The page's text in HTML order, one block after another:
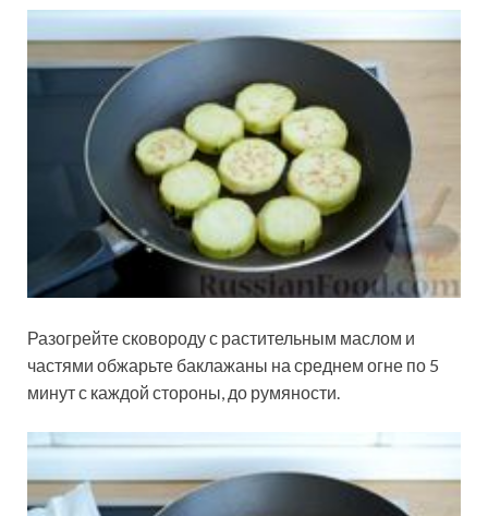
Разогрейте сковороду с растительным маслом и
частями обжарьте баклажаны на среднем огне по 5
минут с каждой стороны, до румяности.